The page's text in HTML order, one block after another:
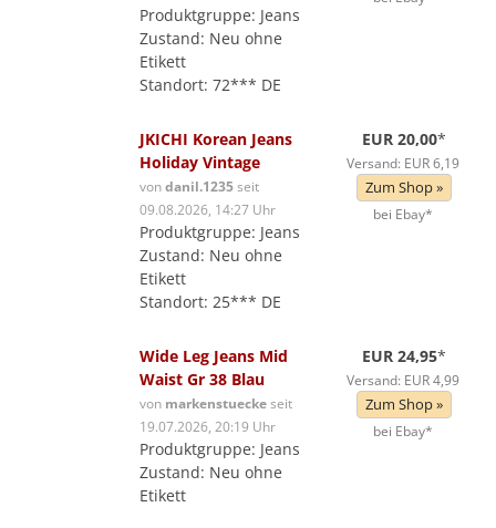
Produktgruppe: Jeans
Zustand: Neu ohne
Etikett
Standort: 72*** DE
JKICHI Korean Jeans
Holiday Vintage
vondanil.1235seit
09.08.2026, 14:27 Uhr
Produktgruppe: Jeans
Zustand: Neu ohne
Etikett
Standort: 25*** DE
EUR 20,00*
Versand: EUR 6,19
Zum Shop »
bei Ebay*
Wide Leg Jeans Mid
Waist Gr 38 Blau
von markenstueckeseit
19.07.2026, 20:19 Uhr
Produktgruppe: Jeans
Zustand: Neu ohne
Etikett
EUR 24,95*
Versand: EUR 4,99
Zum Shop »
bei Ebay*